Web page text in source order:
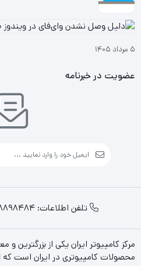
۵ مرداد ۱۴۰۵
عضویت در خبرنامه
تلفن اطلاعات: 88898484
مرکز کامپیوتر ایران یکی از بزرگترین و